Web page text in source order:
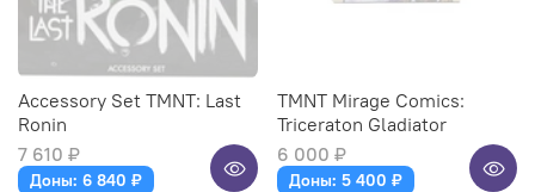
Accessory Set TMNT: Last
Ronin
7 610 ₽
Доны: 6 840 ₽
TMNT Mirage Comics:
Triceraton Gladiator
6 000 ₽
Доны: 5 400 ₽